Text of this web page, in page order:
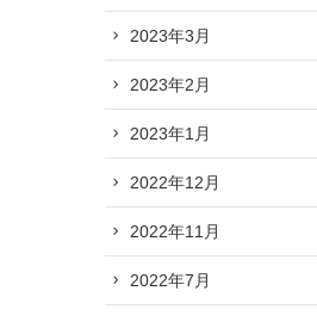
2023年3月
2023年2月
2023年1月
2022年12月
2022年11月
2022年7月